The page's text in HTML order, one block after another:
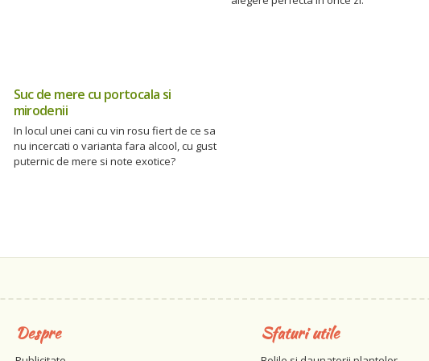
Suc de mere cu portocala si
mirodenii
In locul unei cani cu vin rosu fiert de ce sa
nu incercati o varianta fara alcool, cu gust
puternic de mere si note exotice?
Despre Sfaturi utile